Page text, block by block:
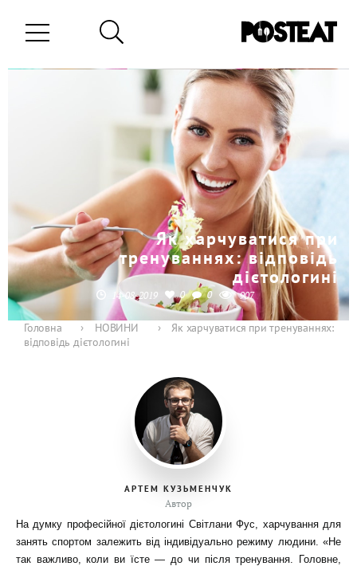
Як харчуватися при
тренуваннях: відповідь
дієтологині
14-08-2019 0 0 907
Головна › НОВИНИ ›
Як харчуватися при тренуваннях:
відповідь дієтологині
АРТЕМ КУЗЬМЕНЧУК
Автор
На думку професійної дієтологині Світлани Фус, харчування для
занять спортом залежить від індивідуально режиму людини. «Не
так важливо, коли ви їсте — до чи після тренування. Головне,